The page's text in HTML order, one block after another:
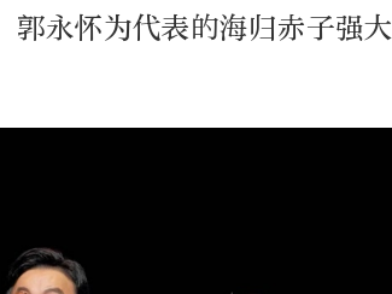
郭永怀为代表的海归赤子强